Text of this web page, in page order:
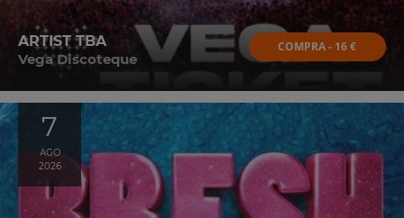
ARTIST TBA
Vega Discoteque
COMPRA - 16 €
7
AGO
2026